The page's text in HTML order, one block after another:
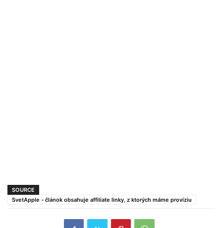
SOURCE
SvetApple - článok obsahuje affiliate linky, z ktorých máme províziu